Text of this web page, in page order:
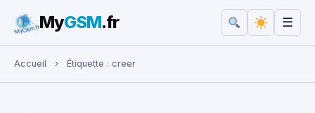
Rechercher :
MyGSM.fr ☰
Accueil › Étiquette : creer